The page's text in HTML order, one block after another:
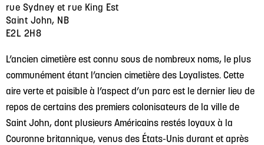
L’ancien cimetière est connu sous de nombreux noms, le plus
communément étant l’ancien cimetière des Loyalistes. Cette
aire verte et paisible à l’aspect d’un parc est le dernier lieu de
repos de certains des premiers colonisateurs de la ville de
Saint John, dont plusieurs Américains restés loyaux à la
Couronne britannique, venus des États-Unis durant et après
rue Sydney et rue King Est
Saint John, NB
E2L 2H8